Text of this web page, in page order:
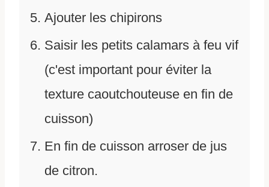
Ajouter les chipirons
Saisir les petits calamars à feu vif
(c'est important pour éviter la
texture caoutchouteuse en fin de
cuisson)
En fin de cuisson arroser de jus
de citron.